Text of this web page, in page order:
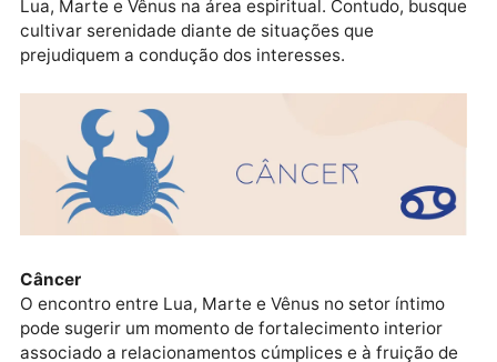
Gêmeos
A tendência é que você defenda os seus valores e
necessidades emocionais, visto o encontro
Lua, Marte e Vênus na área espiritual. Contudo,
cultivar serenidade diante de situações que